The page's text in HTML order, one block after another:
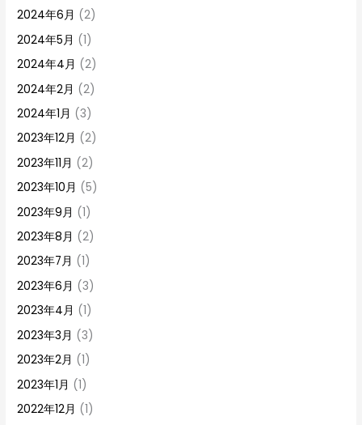
2024年6月 (2)
2024年5月 (1)
2024年4月 (2)
2024年2月 (2)
2024年1月 (3)
2023年12月 (2)
2023年11月 (2)
2023年10月 (5)
2023年9月 (1)
2023年8月 (2)
2023年7月 (1)
2023年6月 (3)
2023年4月 (1)
2023年3月 (3)
2023年2月 (1)
2023年1月 (1)
2022年12月 (1)